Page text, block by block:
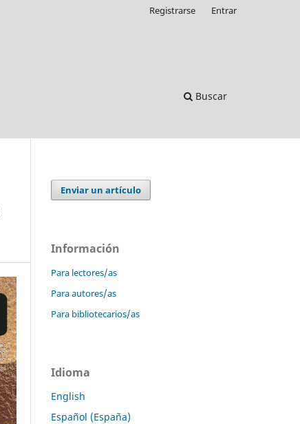
Buscar
Registrarse Entrar
Enviar un artículo
Información
Para lectores/as
Para autores/as
Para bibliotecarios/as
Idioma
English
Español (España)